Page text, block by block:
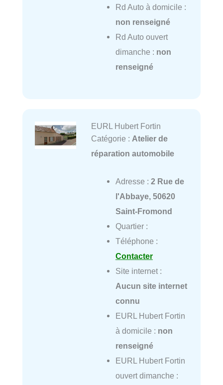
Rd Auto à domicile :
non renseigné
Rd Auto ouvert
dimanche : non
renseigné
EURL Hubert Fortin
Catégorie : Atelier de
réparation automobile
Adresse : 2 Rue de
l'Abbaye, 50620
Saint-Fromond
Quartier :
Téléphone :
Contacter
Site internet :
Aucun site internet
connu
EURL Hubert Fortin
à domicile : non
renseigné
EURL Hubert Fortin
ouvert dimanche :